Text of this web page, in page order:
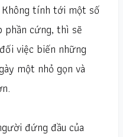
tính tới một số
cứng, thì sẽ
việc biến những
một nhỏ gọn và
đứng đầu của